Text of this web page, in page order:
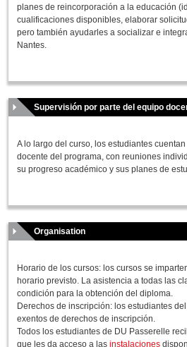
planes de reincorporación a la educación
cualificaciones disponibles, elaborar
pero también ayudarles a socializar e
Nantes.
Supervisión por parte del equipo
A lo largo del curso, los estudiantes
docente del programa, con reuniones
su progreso académico y sus planes de
Organisation
Horario de los cursos: los cursos se
horario previsto. La asistencia a todas las
condición para la obtención del diploma.
Derechos de inscripción: los estudiantes
exentos de derechos de inscripción.
Todos los estudiantes de DU Passerelle
que les da acceso a las instalaciones